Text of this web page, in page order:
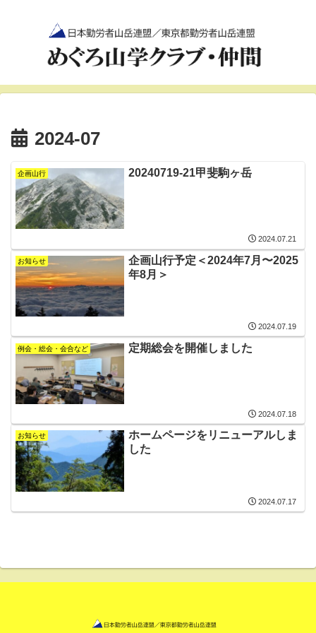
2024-07
企画山行 20240719-21甲斐駒ヶ岳
2024.07.21
お知らせ
企画山行予定＜2024年7月〜2025
年8月＞
2024.07.19
例会・総会・会合など 定期総会を開催しました
2024.07.18
お知らせ
ホームページをリニューアルしま
した
2024.07.17